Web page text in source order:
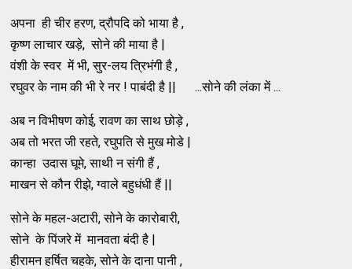
अपना ही चीर हरण, द्रौपदि को भाया है ,
कृष्ण लाचार खड़े, सोने की माया है |
वंशी के स्वर में भी, सुर-लय त्रिभंगी है ,
रघुवर के नाम की भी रे नर ! पाबंदी है || ...सोने की लंका में ...
अब न विभीषण कोई, रावण का साथ छोड़े ,
अब तो भरत जी रहते, रघुपति से मुख मोडे |
कान्हा उदास घूमे, साथी न संगी हैं ,
माखन से कौन रीझे, ग्वाले बहुधंधी हैं ||
सोने के महल-अटारी, सोने के कारोबारी,
सोने के पिंजरे में मानवता बंदी है |
हीरामन हर्षित चहके, सोने के दाना पानी ,